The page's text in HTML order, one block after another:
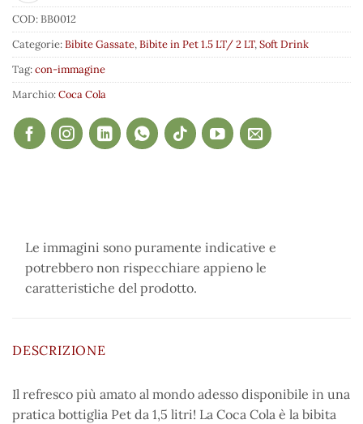
COD:BB0012
Categorie:Bibite Gassate,Bibite in Pet 1.5 LT/ 2 LT,Soft Drink
Tag:con-immagine
Marchio:Coca Cola
Le immagini sono puramente indicative e
potrebbero non rispecchiare appieno le
caratteristiche del prodotto.
DESCRIZIONE
Il refresco più amato al mondo adesso disponibile in una
pratica bottiglia Pet da 1,5 litri! La Coca Cola è la bibita